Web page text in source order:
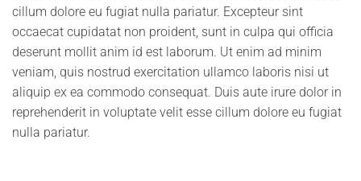
cillum dolore eu fugiat nulla pariatur. Excepteur sint
occaecat cupidatat non proident, sunt in culpa qui officia
deserunt mollit anim id est laborum. Ut enim ad minim
veniam, quis nostrud exercitation ullamco laboris nisi ut
aliquip ex ea commodo consequat. Duis aute irure dolor in
reprehenderit in voluptate velit esse cillum dolore eu fugiat
nulla pariatur.